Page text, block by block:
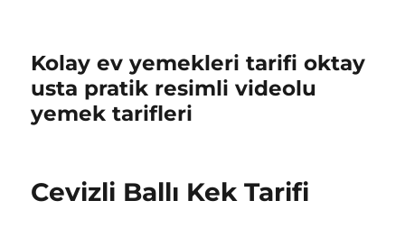
Kolay ev yemekleri tarifi oktay
usta pratik resimli videolu
yemek tarifleri
Cevizli Ballı Kek Tarifi